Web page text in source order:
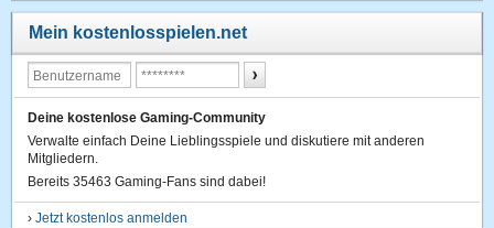
Mein kostenlosspielen.net
Deine kostenlose Gaming-Community
Verwalte einfach Deine Lieblingsspiele und diskutiere mit anderen
Mitgliedern.
Bereits 35463 Gaming-Fans sind dabei!
›Jetzt kostenlos anmelden